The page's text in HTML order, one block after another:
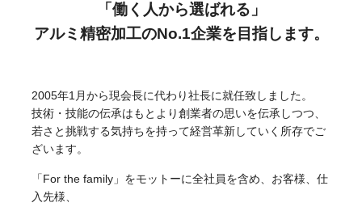
「働く人から選ばれる」
アルミ精密加工のNo.1企業を目指します。
2005年1月から現会長に代わり社長に就任致しました。
技術・技能の伝承はもとより創業者の思いを伝承しつつ、
若さと挑戦する気持ちを持って経営革新していく所存でご
ざいます。
「For the family」をモットーに全社員を含め、お客様、仕
入先様、